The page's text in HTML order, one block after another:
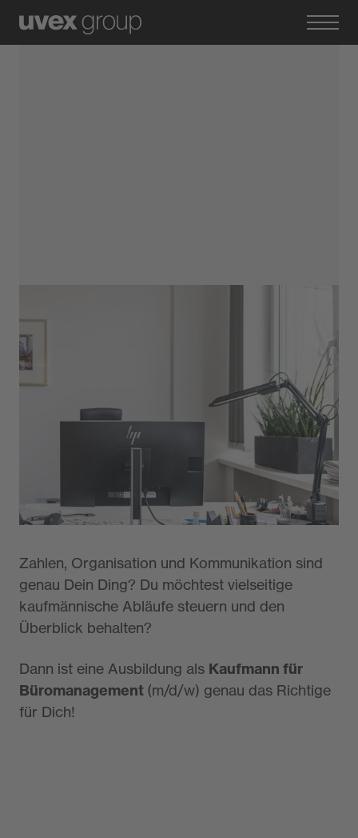
Standort Fürth, Ellefeld
Büromanagement​ (m/w/d)
Details zur Ausbildung
Zahlen, Organisation und Kommunikation sind
genau Dein Ding? Du möchtest vielseitige
kaufmännische Abläufe steuern und den
Überblick behalten?
Dann ist eine Ausbildung als Kaufmann für
Büromanagement (m/d/w) genau das Richtige
für Dich!